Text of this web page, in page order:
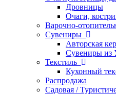
Дровницы
Очаги,
Варочно-
Сувениры
Авторская
Сувениры из
Текстиль
Кухонный
Распродажа
Садовая /